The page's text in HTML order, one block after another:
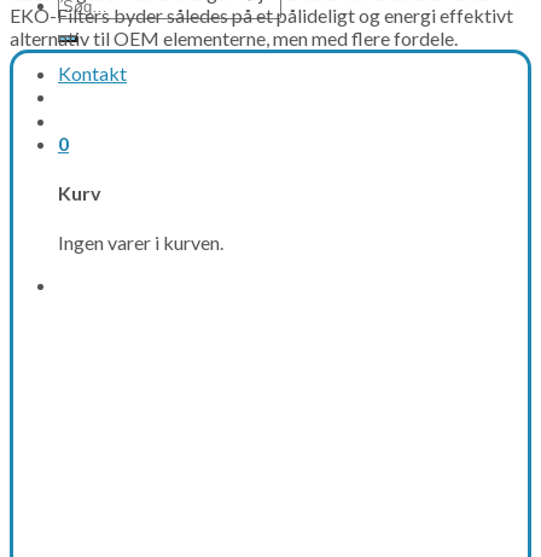
efter:
Kontakt
0
Kurv
Ingen varer i kurven.
EKO-Filters byder således på et pålideligt og energi effektivt
alternativ til OEM elementerne, men med flere fordele.